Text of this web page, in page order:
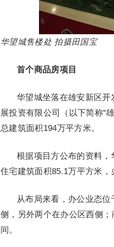
华望城售楼处 拍摄田国宝
首个商品房项目
华望城坐落在雄安新区
展投资有限公司（以下简称“
总建筑面积194万平方米。
根据项目方公布的资料
住宅建筑面积85.1万平方米，
从布局来看，办公业态
侧，另外两个在办公区西侧
间。